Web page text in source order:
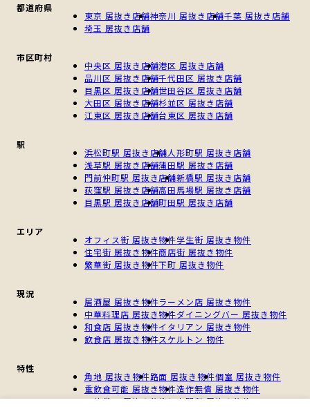
都道府県
東京 居抜き店舗神奈川 居抜き店舗千葉 居抜き店舗
埼玉 居抜き店舗
市区町村
中央区 居抜き店舗港区 居抜き店舗
品川区 居抜き店舗千代田区 居抜き店舗
目黒区 居抜き店舗世田谷区 居抜き店舗
大田区 居抜き店舗杉並区 居抜き店舗
江東区 居抜き店舗台東区 居抜き店舗
駅
浜松町駅 居抜き店舗人形町駅 居抜き店舗
浅草駅 居抜き店舗蒲田駅 居抜き店舗
門前仲町駅 居抜き店舗新橋駅 居抜き店舗
荻窪駅 居抜き店舗高田馬場駅 居抜き店舗
目黒駅 居抜き店舗町田駅 居抜き店舗
エリア
オフィス街 居抜き物件学生街 居抜き物件
住宅街 居抜き物件商店街 居抜き物件
繁華街 居抜き物件下町 居抜き物件
現況
居酒屋 居抜き物件ラーメン店 居抜き物件
中華料理店 居抜き物件ダイニングバー 居抜き物件
和食店 居抜き物件イタリアン 居抜き物件
飲食店 居抜き物件スケルトン 物件
特性
角地 居抜き物件路面 居抜き物件個室 居抜き物件
重飲食可能 居抜き物件造作無償 居抜き物件
一棟貸し 居抜き物件個人開業 居抜き物件